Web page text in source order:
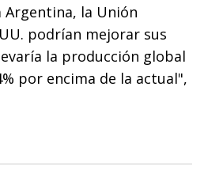
la Unión
podrían mejorar sus
la producción global
por encima de la actual",